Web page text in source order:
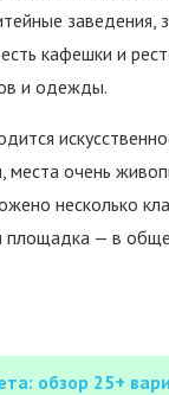
заведения,
кафешки и
и одежды.
места очень
несколько
площадка — в
обзор 25+